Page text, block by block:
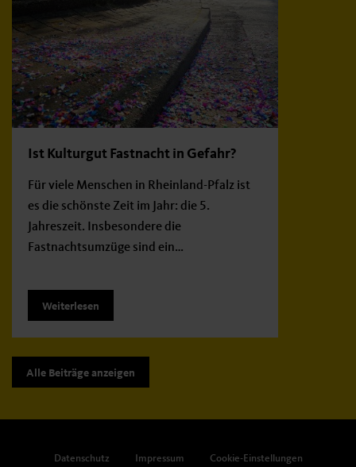
Ist Kulturgut Fastnacht in Gefahr?
Für viele Menschen in Rheinland-Pfalz ist
es die schönste Zeit im Jahr: die 5.
Jahreszeit. Insbesondere die
Fastnachtsumzüge sind ein…
Weiterlesen
Alle Beiträge anzeigen
Datenschutz Impressum Cookie-Einstellungen